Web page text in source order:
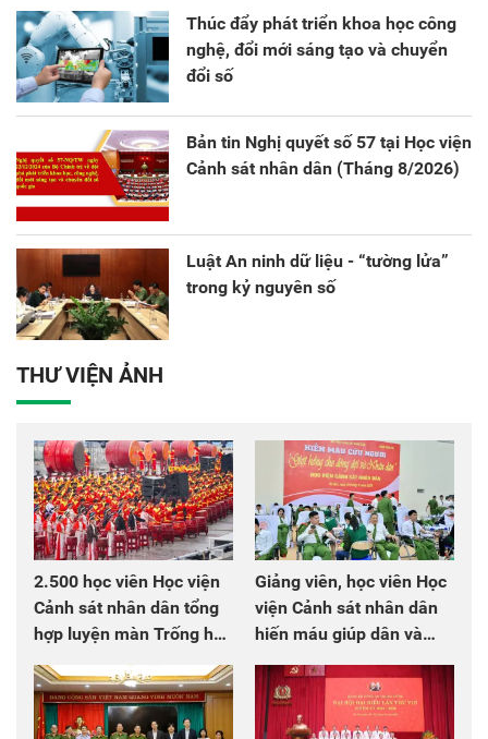
Thúc đẩy phát triển khoa học công
nghệ, đổi mới sáng tạo và chuyển
đổi số
Bản tin Nghị quyết số 57 tại Học viện
Cảnh sát nhân dân (Tháng 8/2026)
Luật An ninh dữ liệu - “tường lửa”
trong kỷ nguyên số
THƯ VIỆN ẢNH
2.500 học viên Học viện
Cảnh sát nhân dân tổng
hợp luyện màn Trống hội
Giảng viên, học viên Học
viện Cảnh sát nhân dân
hiến máu giúp dân và